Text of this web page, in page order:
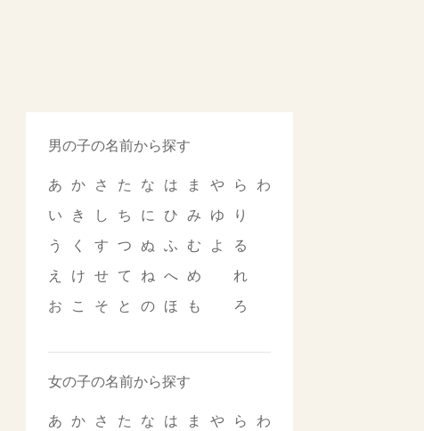
男の子の名前から探す
あ
い
う
え
お
か
き
く
け
こ
さ
し
す
せ
そ
た
ち
つ
て
と
な
に
ぬ
ね
の
は
ひ
ふ
へ
ほ
ま
み
む
め
も
や
ゆ
よ
ら
り
る
れ
ろ
わ
女の子の名前から探す
あ か さ
た
な は
ま
や ら わ